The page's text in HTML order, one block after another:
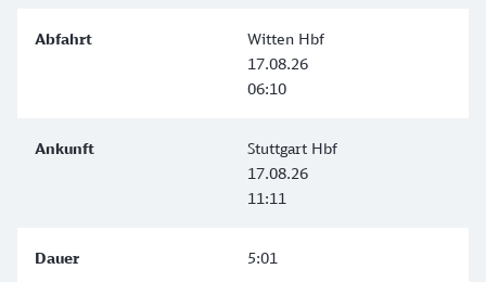
Witten Hbf
17.08.26
06:10
Stuttgart Hbf
17.08.26
11:11
5:01